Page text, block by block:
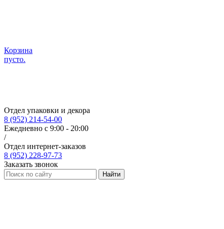
Корзина
пусто.
Отдел упаковки и декора
8 (952) 214-54-00
Ежедневно с 9:00 - 20:00
/
Отдел интернет-заказов
8 (952) 228-97-73
Заказать звонок
Найти